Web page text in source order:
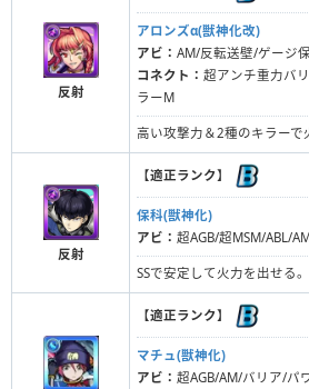
反射
アロンズα(獣神化改)
アビ： AM/反転送壁/ゲージ
コネクト： 超アンチ重力バ
ラーM
高い攻撃力＆2種のキラーで
反射
【適正ランク】
保科(獣神化)
アビ： 超AGB/超MSM/ABL/
SSで安定して火力を出せる。
【適正ランク】
マチュ(獣神化)
アビ： 超AGB/AM/バリア/パ